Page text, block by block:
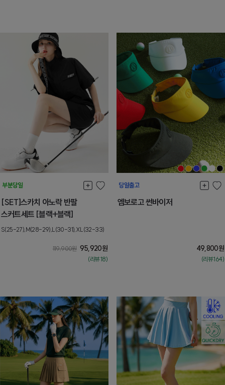
[SET]스카치 아노락 반팔
스커트세트 [블랙+블랙]
S(25-27),M(28-29),L(30-31),XL(32-33)
119,900원 95,920원
(리뷰:18)
엠보로고 썬바이저
49,800원
(리뷰:164)